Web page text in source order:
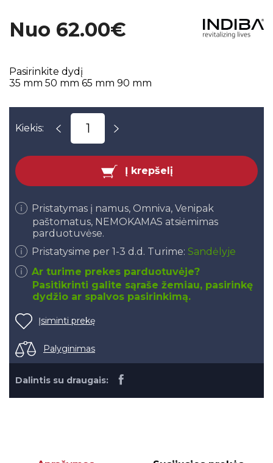
Nuo 62.00€
Pasirinkite dydį
35 mm 50 mm 65 mm 90 mm
Kiekis:
Į krepšelį
Pristatymas į namus, Omniva, Venipak
paštomatus, NEMOKAMAS atsiėmimas
parduotuvėse.
Pristatysime per 1-3 d.d. Turime: Sandėlyje
Ar turime prekes parduotuvėje?
Pasitikrinti galite sąraše žemiau, pasirinkę
dydžio ar spalvos pasirinkimą.
Įsiminti prekę
Palyginimas
Dalintis su draugais: